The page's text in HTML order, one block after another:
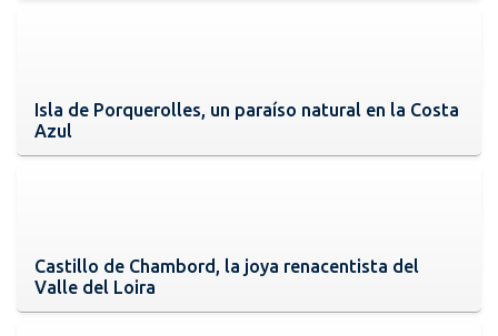
Isla de Porquerolles, un paraíso natural en la Costa
Azul
Castillo de Chambord, la joya renacentista del
Valle del Loira